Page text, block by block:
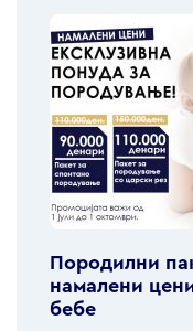
Породилни
намалени
бебе